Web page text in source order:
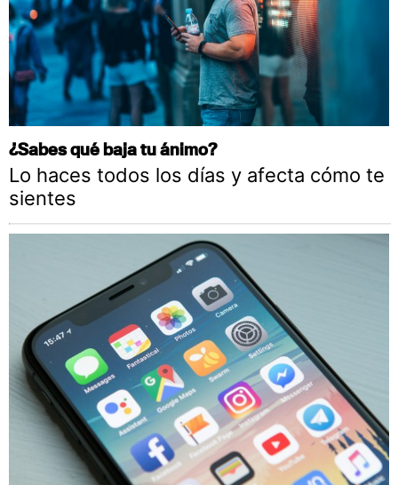
¿Sabes qué baja tu ánimo?
Lo haces todos los días y afecta cómo te
sientes